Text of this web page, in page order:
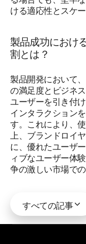
ける適応性とスケ
製品成功におけ
割とは？
製品開発において
の満足度とビジネ
ユーザーを引き付
インタラクション
す。これにより、
上、ブランドロイ
に、優れたユーザ
ィブなユーザー体
争の激しい市場で
すべての記事